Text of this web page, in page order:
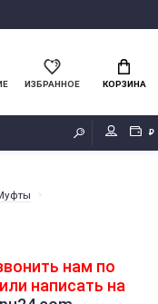
ИЗБРАННОЕ КОРЗИНА
₽
нам по
написать на